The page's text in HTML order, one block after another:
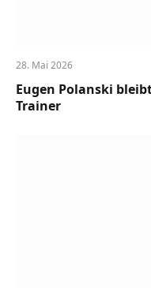
28. Mai 2026
Eugen Polanski
Trainer